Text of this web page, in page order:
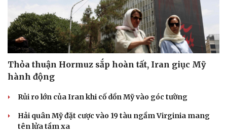
Thỏa thuận Hormuz sắp hoàn tất, Iran giục Mỹ
hành động
Rủi ro lớn của Iran khi cố dồn Mỹ vào góc tường
Hải quân Mỹ đặt cược vào 19 tàu ngầm Virginia mang
tên lửa tầm xa